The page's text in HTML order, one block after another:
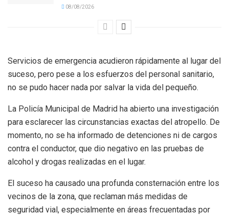
08/08/2026
Servicios de emergencia acudieron rápidamente al lugar del
suceso, pero pese a los esfuerzos del personal sanitario,
no se pudo hacer nada por salvar la vida del pequeño.
La Policía Municipal de Madrid ha abierto una investigación
para esclarecer las circunstancias exactas del atropello. De
momento, no se ha informado de detenciones ni de cargos
contra el conductor, que dio negativo en las pruebas de
alcohol y drogas realizadas en el lugar.
El suceso ha causado una profunda consternación entre los
vecinos de la zona, que reclaman más medidas de
seguridad vial, especialmente en áreas frecuentadas por